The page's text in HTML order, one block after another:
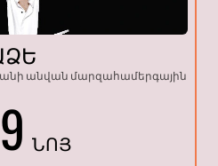
անվան մարզահամերգային
ՆՈՅ